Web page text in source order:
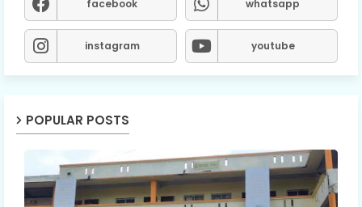
facebook whatsapp
instagram youtube
POPULAR POSTS